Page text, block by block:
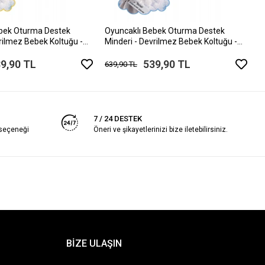
Oturma Destek
Bebek Koltuğu -
TL
Oyuncaklı Bebek Oturma Destek
Minderi - Devrilmez Bebek Koltuğu -
639,90 TL 539,90 TL
7 / 24 DESTEK
Öneri ve şikayetlerinizi bize iletebilirsiniz.
BİZE ULAŞIN